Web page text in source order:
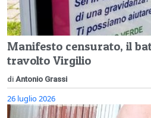
Manifesto censurato, il
travolto Virgilio
di Antonio Grassi
26 luglio 2026